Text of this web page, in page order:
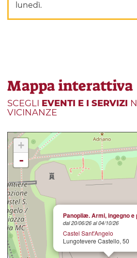
lunedì.
Mappa interattiva
SCEGLI EVENTI E I SERVIZI
VICINANZE
Panopliæ. Armi, ingegno e
dal 20/06/26 al 04/10/26
Castel Sant'Angelo
Lungotevere Castello, 50
+
-